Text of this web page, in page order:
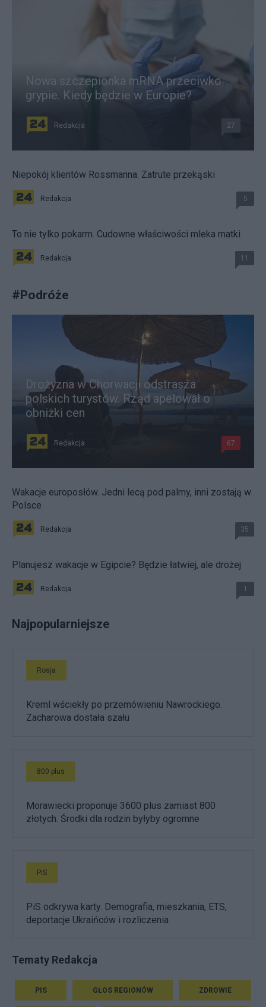
Nowa szczepionka mRNA przeciwko
grypie. Kiedy będzie w Europie?
Redakcja 27
Niepokój klientów Rossmanna. Zatrute przekąski
Redakcja 5
To nie tylko pokarm. Cudowne właściwości mleka matki
Redakcja 11
#Podróże
Drożyzna w Chorwacji odstrasza
polskich turystów. Rząd apelował o
obniżki cen
Redakcja 67
Wakacje europosłów. Jedni lecą pod palmy, inni zostają w
Polsce
Redakcja 35
Planujesz wakacje w Egipcie? Będzie łatwiej, ale drożej
Redakcja 1
Najpopularniejsze
Rosja
Kreml wściekły po przemówieniu Nawrockiego.
Zacharowa dostała szału
800 plus
Morawiecki proponuje 3600 plus zamiast 800
złotych. Środki dla rodzin byłyby ogromne
PiS
PiS odkrywa karty. Demografia, mieszkania, ETS,
deportacje Ukraińców i rozliczenia
Tematy Redakcja
PIS GŁOS REGIONÓW ZDROWIE